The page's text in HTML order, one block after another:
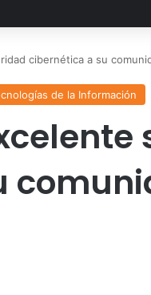
cibernética a su
de la Información